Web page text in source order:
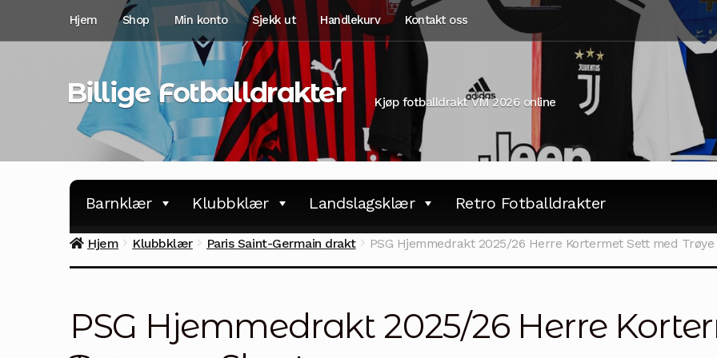
navigasjon
innhold
Hjem Shop Min konto Sjekk ut Handlekurv Kontakt oss
Billige Fotballdrakter Kjøp fotballdrakt VM 2026 online
Barnklær Klubbklær Landslagsklær Retro Fotballdrakter
Hjem Klubbklær Paris Saint-Germain drakt PSG Hjemmedrakt 2025/26 Herre Kortermet Sett med
PSG Hjemmedrakt 2025/26 Herre